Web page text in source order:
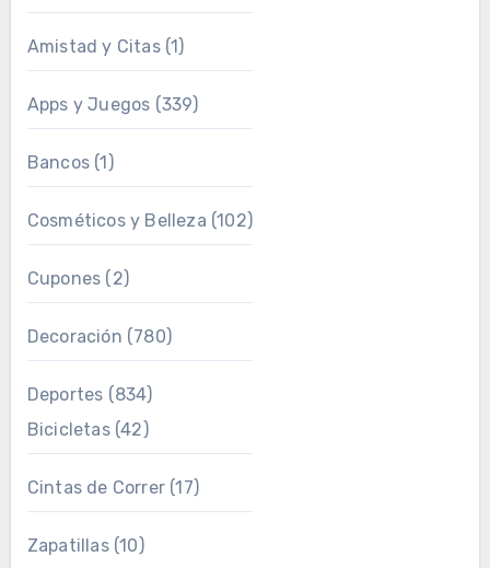
Amistad y Citas(1)
Apps y Juegos (339)
Bancos(1)
Cosméticos y Belleza (102)
Cupones (2)
Decoración (780)
Deportes (834)
Bicicletas(42)
Cintas de Correr(17)
Zapatillas(10)